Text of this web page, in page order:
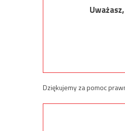
Dziękujemy za pomoc